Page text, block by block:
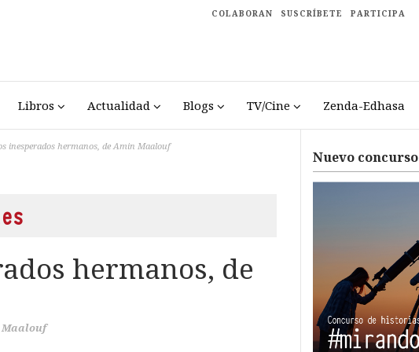
COLABORAN SUSCRÍBETE PARTICIPA
Libros Actualidad Blogs TV/Cine Zenda-Edhasa
inesperados hermanos, de Amin Maalouf
hermanos, de
Nuevo concurso